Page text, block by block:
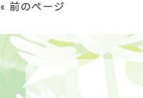
« 前のページ